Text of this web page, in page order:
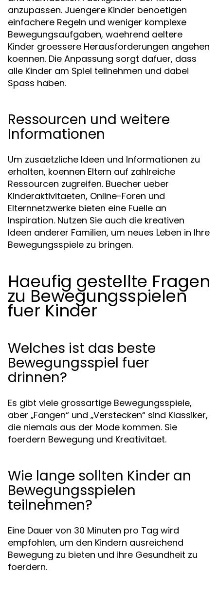
anzupassen. Juengere Kinder benoetigen
einfachere Regeln und weniger komplexe
Bewegungsaufgaben, waehrend aeltere
Kinder groessere Herausforderungen angehen
koennen. Die Anpassung sorgt dafuer, dass
alle Kinder am Spiel teilnehmen und dabei
Spass haben.
Ressourcen und weitere
Informationen
Um zusaetzliche Ideen und Informationen zu
erhalten, koennen Eltern auf zahlreiche
Ressourcen zugreifen. Buecher ueber
Kinderaktivitaeten, Online-Foren und
Elternnetzwerke bieten eine Fuelle an
Inspiration. Nutzen Sie auch die kreativen
Ideen anderer Familien, um neues Leben in Ihre
Bewegungsspiele zu bringen.
Haeufig gestellte Fragen
zu Bewegungsspielen
fuer Kinder
Welches ist das beste
Bewegungsspiel fuer
drinnen?
Es gibt viele grossartige Bewegungsspiele,
aber „Fangen“ und „Verstecken“ sind Klassiker,
die niemals aus der Mode kommen. Sie
foerdern Bewegung und Kreativitaet.
Wie lange sollten Kinder an
Bewegungsspielen
teilnehmen?
Eine Dauer von 30 Minuten pro Tag wird
empfohlen, um den Kindern ausreichend
Bewegung zu bieten und ihre Gesundheit zu
foerdern.